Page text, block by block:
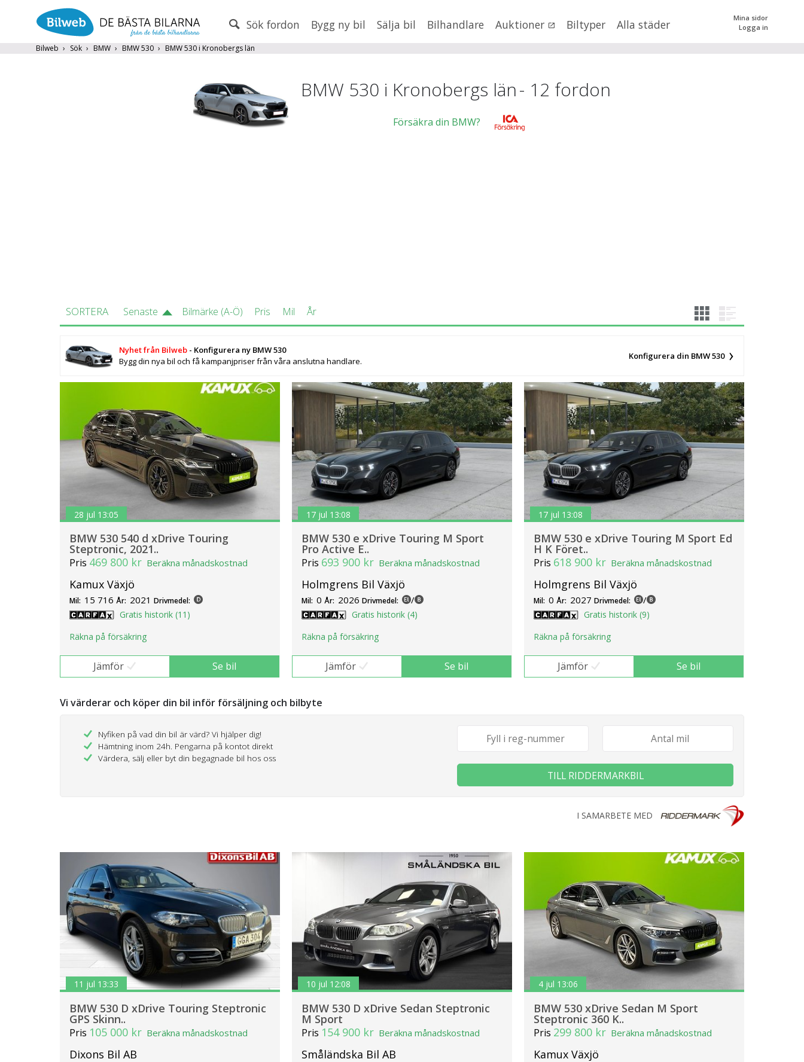
Sök fordon Bygg ny bil Sälja bil Bilhandlare Auktioner Biltyper Alla städer
Mina sidor
Logga in
Bilweb Sök BMW BMW 530 BMW 530 i Kronobergs län
Endast fordon från MRF-anslutna handlare
Visa endast BMW Premium Selection
0 kr tillmer än 500000
BMW 530 i Kronobergs län- 12 fordon
Försäkra din BMW?
SORTERA Senaste Bilmärke (A-Ö) Pris Mil År
Nyhet från Bilweb - Konfigurera ny BMW 530
Bygg din nya bil och få kampanjpriser från våra anslutna handlare.
Konfigurera din BMW 530
28 jul 13:05
BMW 530 540 d xDrive Touring
Steptronic, 2021..
Pris 469 800 kr Beräkna månadskostnad
Kamux Växjö
Mil: 15 716 År: 2021 Drivmedel:
Gratis historik (11)
Räkna på försäkring
Jämför Se bil
17 jul 13:08
BMW 530 e xDrive Touring M Sport
Pro Active E..
Pris 693 900 kr Beräkna månadskostnad
Holmgrens Bil Växjö
Mil: 0 År: 2026 Drivmedel: /
Gratis historik (4)
Räkna på försäkring
Jämför Se bil
17 jul 13:08
BMW 530 e xDrive Touring M Sport Ed
H K Föret..
Pris 618 900 kr Beräkna månadskostnad
Holmgrens Bil Växjö
Mil: 0 År: 2027 Drivmedel: /
Gratis historik (9)
Räkna på försäkring
Jämför Se bil
Vi värderar och köper din bil inför försäljning och bilbyte
Nyfiken på vad din bil är värd? Vi hjälper dig!
Hämtning inom 24h. Pengarna på kontot direkt
Värdera, sälj eller byt din begagnade bil hos oss
TILL RIDDERMARKBIL
I SAMARBETE MED
11 jul 13:33
BMW 530 D xDrive Touring Steptronic
GPS Skinn..
Pris 105 000 kr Beräkna månadskostnad
Dixons Bil AB
10 jul 12:08
BMW 530 D xDrive Sedan Steptronic
M Sport
Pris 154 900 kr Beräkna månadskostnad
Småländska Bil AB
4 jul 13:06
BMW 530 xDrive Sedan M Sport
Steptronic 360 K..
Pris 299 800 kr Beräkna månadskostnad
Kamux Växjö